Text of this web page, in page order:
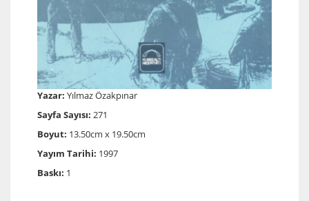
Yazar: Yılmaz Özakpınar
Sayfa Sayısı: 271
Boyut: 13.50cm x 19.50cm
Yayım Tarihi: 1997
Baskı: 1